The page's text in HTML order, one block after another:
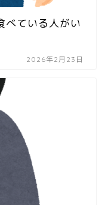
べている人がい
2026年2月23日